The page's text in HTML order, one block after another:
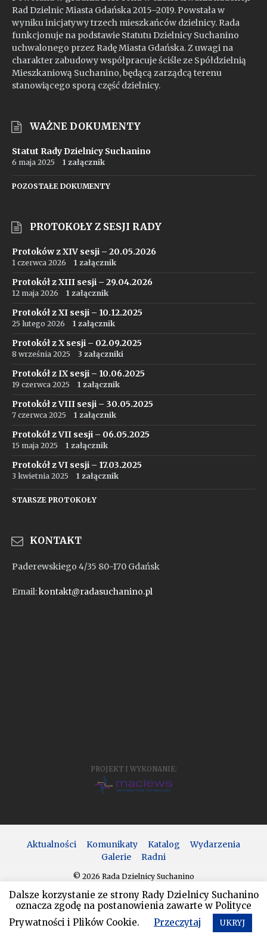
Rad Dzielnic Miasta Gdańska 2015–2019. Powstała w
wyniku inicjatywy trzech mieszkańców dzielnicy. Rada
funkcjonuje na podstawie Statutu Dzielnicy Suchanino
uchwalonego przez Radę Miasta Gdańska. Z uwagi na
charakter zabudowy współpracuje ściśle ze Spółdzielnią
Mieszkaniową Suchanino, będącą zarządcą terenu
stanowiącego sporą część dzielnicy.
WAŻNE DOKUMENTY
Statut Rady Dzielnicy Suchanino
6 maja 2025 1 załącznik
POZOSTAŁE DOKUMENTY
PROTOKOŁY Z SESJI RADY
Protoków z XIV sesji – 20.05.2026
1 czerwca 2026 1 załącznik
Protokół z XIII sesji – 29.04.2026
12 maja 2026 1 załącznik
Protokół z XI sesji – 10.12.2025
25 lutego 2026 1 załącznik
Protokół z X sesji – 02.09.2025
8 września 2025 3 załączniki
Protokół z IX sesji – 10.06.2025
19 czerwca 2025 1 załącznik
Protokół z VIII sesji – 30.05.2025
7 czerwca 2025 1 załącznik
Protokół z VII sesji – 06.05.2025
15 maja 2025 1 załącznik
Protokół z VI sesji – 17.03.2025
3 kwietnia 2025 1 załącznik
STARSZE PROTOKOŁY
KONTAKT
Paderewskiego 4/35 80-170 Gdańsk
Email:kontakt@radasuchanino.pl
PROJEKT I WYKONANIE:
Aktualności Komunikaty Katalog
Wydarzenia
Galerie
Radni
© 2026 Rada Dzielnicy Suchanino
Dalsze korzystanie ze strony Rady Dzielnicy Suchanino
oznacza zgodę na postanowienia zawarte w Polityce
Prywatności i Plików Cookie.
Przeczytaj UKRYJ